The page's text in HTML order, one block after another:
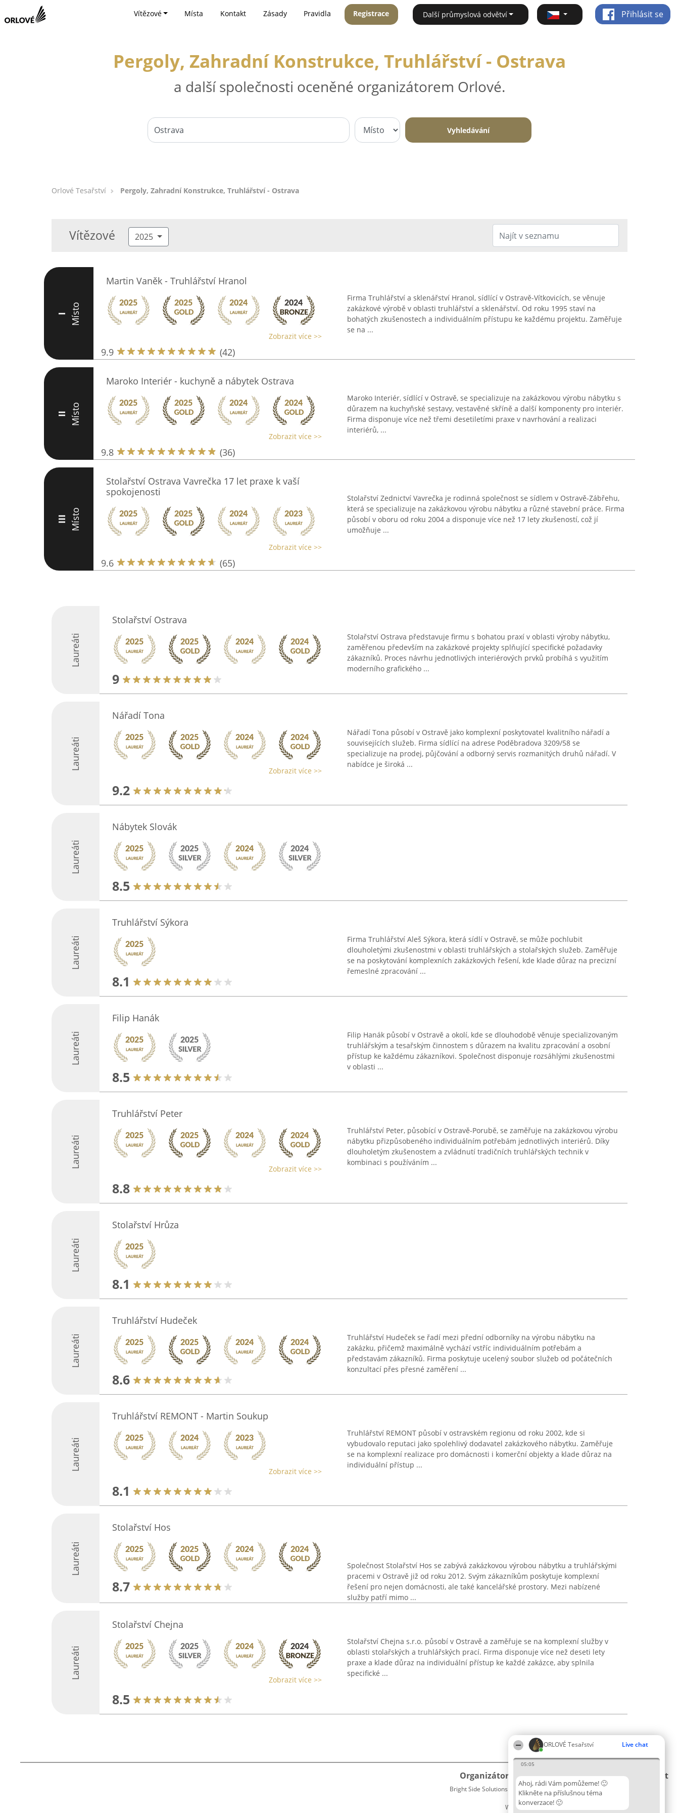
ORLOVÉ Tesařství Live chat
05:05
Ahoj, rádi Vám pomůžeme! 🙂
Klikněte na příslušnou téma
konverzace! 🙂
Vítězové Místa Kontakt Zásady Pravidla Registrace Další průmyslová odvětví Přihlásit se
Pergoly, Zahradní Konstrukce, Truhlářství - Ostrava
a další společnosti oceněné organizátorem Orlové.
Vyhledávání
Orlové Tesařství Pergoly, Zahradní Konstrukce, Truhlářství - Ostrava
Vítězové 2025
I Místo
Martin Vaněk - Truhlářství Hranol
Zobrazit více >>
9.9 (42)
Firma Truhlářství a sklenářství Hranol, sídlící v Ostravě-Vítkovicích, se věnuje
zakázkové výrobě v oblasti truhlářství a sklenářství. Od roku 1995 staví na
bohatých zkušenostech a individuálním přístupu ke každému projektu. Zaměřuje
se na ...
II Místo
Maroko Interiér - kuchyně a nábytek Ostrava
Zobrazit více >>
9.8 (36)
Maroko Interiér, sídlící v Ostravě, se specializuje na zakázkovou výrobu nábytku s
důrazem na kuchyňské sestavy, vestavěné skříně a další komponenty pro interiér.
Firma disponuje více než třemi desetiletími praxe v navrhování a realizaci
interiérů, ...
III Místo
Stolařství Ostrava Vavrečka 17 let praxe k vaší
spokojenosti
Zobrazit více >>
9.6 (65)
Stolařství Zednictví Vavrečka je rodinná společnost se sídlem v Ostravě-Zábřehu,
která se specializuje na zakázkovou výrobu nábytku a různé stavební práce. Firma
působí v oboru od roku 2004 a disponuje více než 17 lety zkušeností, což jí
umožňuje ...
Laureáti
Stolařství Ostrava
9
Stolařství Ostrava představuje firmu s bohatou praxí v oblasti výroby nábytku,
zaměřenou především na zakázkové projekty splňující specifické požadavky
zákazníků. Proces návrhu jednotlivých interiérových prvků probíhá s využitím
moderního grafického ...
Laureáti
Nářadí Tona
Zobrazit více >>
9.2
Nářadí Tona působí v Ostravě jako komplexní poskytovatel kvalitního nářadí a
souvisejících služeb. Firma sídlící na adrese Poděbradova 3209/58 se
specializuje na prodej, půjčování a odborný servis rozmanitých druhů nářadí. V
nabídce je široká ...
Laureáti
Nábytek Slovák
8.5
Laureáti
Truhlářství Sýkora
8.1
Firma Truhlářství Aleš Sýkora, která sídlí v Ostravě, se může pochlubit
dlouholetými zkušenostmi v oblasti truhlářských a stolařských služeb. Zaměřuje
se na poskytování komplexních zakázkových řešení, kde klade důraz na precizní
řemeslné zpracování ...
Laureáti
Filip Hanák
8.5
Filip Hanák působí v Ostravě a okolí, kde se dlouhodobě věnuje specializovaným
truhlářským a tesařským činnostem s důrazem na kvalitu zpracování a osobní
přístup ke každému zákazníkovi. Společnost disponuje rozsáhlými zkušenostmi
v oblasti ...
Laureáti
Truhlářství Peter
Zobrazit více >>
8.8
Truhlářství Peter, působící v Ostravě-Porubě, se zaměřuje na zakázkovou výrobu
nábytku přizpůsobeného individuálním potřebám jednotlivých interiérů. Díky
dlouholetým zkušenostem a zvládnutí tradičních truhlářských technik v
kombinaci s používáním ...
Laureáti
Stolařství Hrůza
8.1
Laureáti
Truhlářství Hudeček
8.6
Truhlářství Hudeček se řadí mezi přední odborníky na výrobu nábytku na
zakázku, přičemž maximálně vychází vstříc individuálním potřebám a
představám zákazníků. Firma poskytuje ucelený soubor služeb od počátečních
konzultací přes přesné zaměření ...
Laureáti
Truhlářství REMONT - Martin Soukup
Zobrazit více >>
8.1
Truhlářství REMONT působí v ostravském regionu od roku 2002, kde si
vybudovalo reputaci jako spolehlivý dodavatel zakázkového nábytku. Zaměřuje
se na komplexní realizace pro domácnosti i komerční objekty a klade důraz na
individuální přístup ...
Laureáti
Stolařství Hos
8.7
Společnost Stolařství Hos se zabývá zakázkovou výrobou nábytku a truhlářskými
pracemi v Ostravě již od roku 2012. Svým zákazníkům poskytuje komplexní
řešení pro nejen domácnosti, ale také kancelářské prostory. Mezi nabízené
služby patří mimo ...
Laureáti
Stolařství Chejna
Zobrazit více >>
8.5
Stolařství Chejna s.r.o. působí v Ostravě a zaměřuje se na komplexní služby v
oblasti stolařských a truhlářských prací. Firma disponuje více než deseti lety
praxe a klade důraz na individuální přístup ke každé zakázce, aby splnila
specifické ...
Organizátor hlasování
Bright Side Solutions sp. z o. o. sp. k.
ul. Ruska 22
Wrocław 50-079
Plebiscyt
Vítězové
Seznam
Kontakt